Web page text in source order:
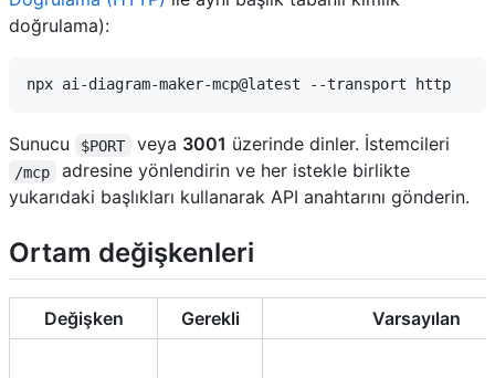
doğrulama):
Sunucu $PORT veya 3001 üzerinde dinler. İstemcileri
/mcp
adresine yönlendirin ve her istekle birlikte
yukarıdaki başlıkları kullanarak API anahtarını gönderin.
Ortam değişkenleri
Değişken Gerekli Varsayılan